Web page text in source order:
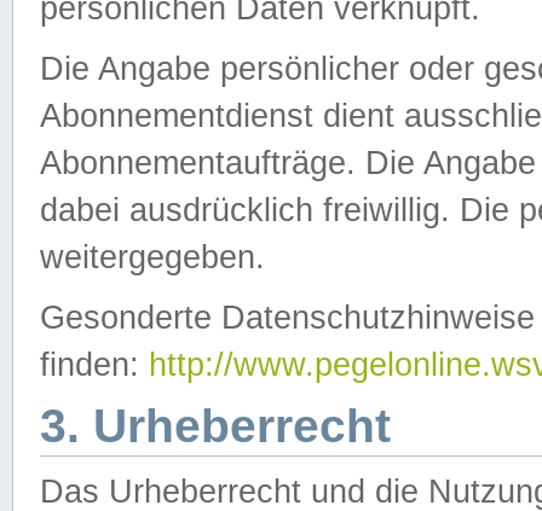
persönlichen Daten verknüpft.
Die Angabe persönlicher oder
Abonnementdienst dient
Abonnementaufträge. Die
dabei ausdrücklich freiwillig. Die
weitergegeben.
Gesonderte
finden: http://
3. Urheberrecht
Das Urheberrecht und die